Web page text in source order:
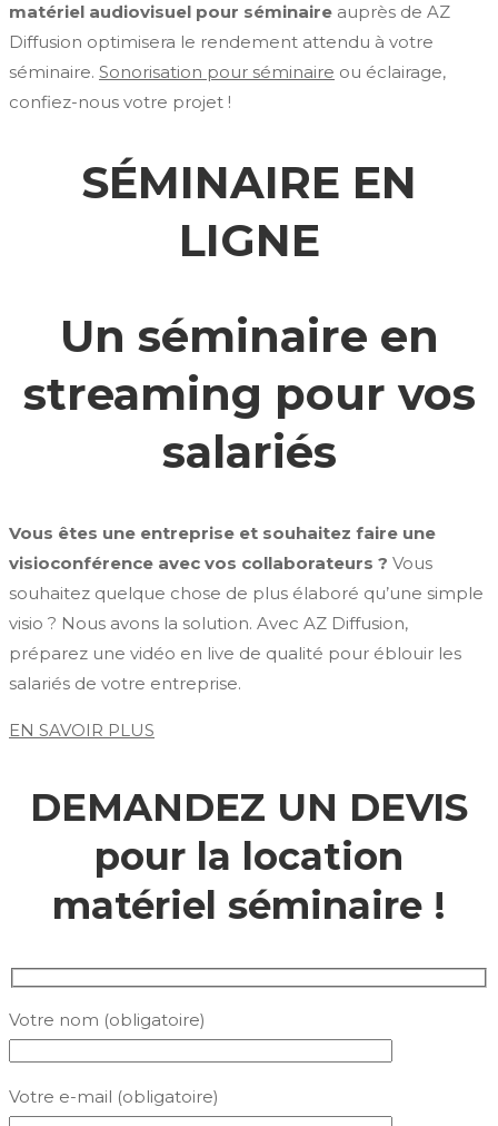
matériel audiovisuel pour séminaire auprès de AZ
Diffusion optimisera le rendement attendu à votre
séminaire. Sonorisation pour séminaire ou éclairage,
confiez-nous votre projet !
SÉMINAIRE EN
LIGNE
Un séminaire en
streaming pour vos
salariés
Vous êtes une entreprise et souhaitez faire une
visioconférence avec vos collaborateurs ? Vous
souhaitez quelque chose de plus élaboré qu’une simple
visio ? Nous avons la solution. Avec AZ Diffusion,
préparez une vidéo en live de qualité pour éblouir les
salariés de votre entreprise.
EN SAVOIR PLUS
DEMANDEZ UN DEVIS
pour la location
matériel séminaire !
Votre nom (obligatoire)
Votre e-mail (obligatoire)